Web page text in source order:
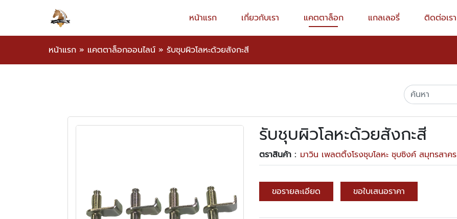
หน้าแรก เกี่ยวกับเรา แคตตาล็อก แกลเลอรี่ ติดต่อเรา
หน้าแรก » แคตตาล็อกออนไลน์ » รับชุบผิวโลหะด้วยสังกะสี
รับชุบผิวโลหะด้วยสังกะสี
ตราสินค้า : มาวิน เพลตติ้งโรงชุบโลหะ ชุบซิงค์ สมุทรสาคร
ขอรายละเอียด ขอใบเสนอราคา